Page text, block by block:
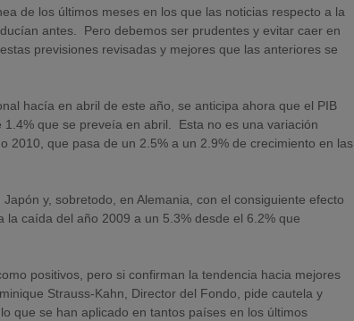
de los últimos meses en los que las noticias respecto a la
antes. Pero debemos ser prudentes y evitar caer en
previsiones revisadas y mejores que las anteriores se
hacía en abril de este año, se anticipa ahora que el PIB
que se preveía en abril. Esta no es una variación
2010, que pasa de un 2.5% a un 2.9% de crecimiento en las
y, sobretodo, en Alemania, con el consiguiente efecto
caída del año 2009 a un 5.3% desde el 6.2% que
positivos, pero si confirman la tendencia hacia mejores
Strauss-Kahn, Director del Fondo, pide cautela y
que se han aplicado en tantos países en los últimos